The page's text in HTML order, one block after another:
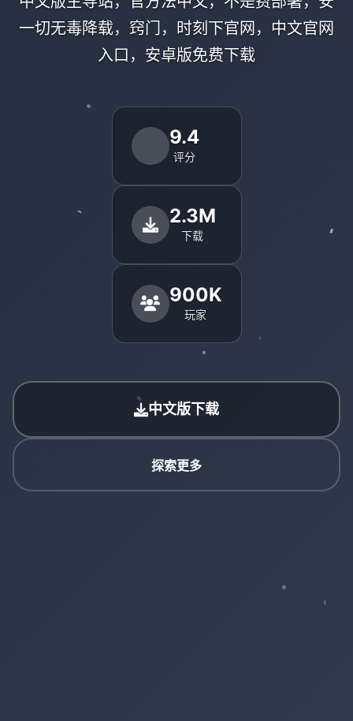
一切无毒降载，窍门，时刻下官网，中文官网
入口，安卓版免费下载
9.4
评分
2.3M
下载
900K
玩家
中文版下载
探索更多